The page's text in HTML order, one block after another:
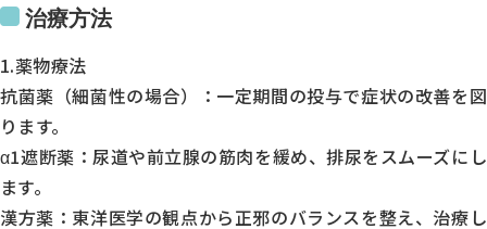
14:00～18:00
●
治療方法
1.薬物療法
抗菌薬（細菌性の場合）：一定期間の投与で症状の改善を図
ります。
α1遮断薬：尿道や前立腺の筋肉を緩め、排尿をスムーズにし
ます。
漢方薬：東洋医学の観点から正邪のバランスを整え、治療し